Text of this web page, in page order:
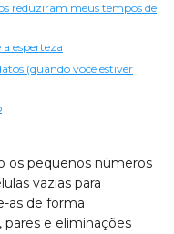
reduziram meus tempos de
a esperteza
(quando você estiver
os pequenos números
vazias para
as de forma
e eliminações